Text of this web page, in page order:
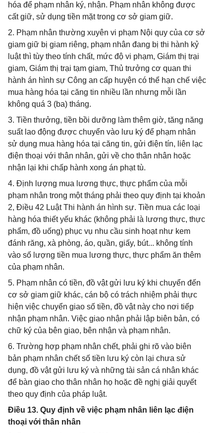
hóa để phạm nhân ký, nhận. Phạm nhân không được
cất giữ, sử dụng tiền mặt trong cơ sở giam giữ.
2. Phạm nhân thường xuyên vi phạm Nội quy của cơ sở
giam giữ bị giam riêng, phạm nhân đang bị thi hành kỷ
luật thì tùy theo tính chất, mức độ vi phạm, Giám thị trại
giam, Giám thị trại tạm giam, Thủ trưởng cơ quan thi
hành án hình sự Công an cấp huyện có thể hạn chế việc
mua hàng hóa tại căng tin nhiều lần nhưng mỗi lần
không quá 3 (ba) tháng.
3. Tiền thưởng, tiền bồi dưỡng làm thêm giờ, tăng năng
suất lao động được chuyển vào lưu ký để phạm nhân
sử dụng mua hàng hóa tại căng tin, gửi điện tín, liên lạc
điện thoại với thân nhân, gửi về cho thân nhân hoặc
nhận lại khi chấp hành xong án phạt tù.
4. Định lượng mua lương thực, thực phẩm của mỗi
phạm nhân trong một tháng phải theo quy định tại khoản
2, Điều 42 Luật Thi hành án hình sự. Tiền mua các loại
hàng hóa thiết yếu khác (không phải là lương thực, thực
phẩm, đồ uống) phục vụ nhu cầu sinh hoạt như kem
đánh răng, xà phòng, áo, quần, giấy, bút... không tính
vào số lượng tiền mua lương thực, thực phẩm ăn thêm
của phạm nhân.
5. Phạm nhân có tiền, đồ vật gửi lưu ký khi chuyển đến
cơ sở giam giữ khác, cán bộ có trách nhiệm phải thực
hiện việc chuyển giao số tiền, đồ vật này cho nơi tiếp
nhận phạm nhân. Việc giao nhận phải lập biên bản, có
chữ ký của bên giao, bên nhận và phạm nhân.
6. Trường hợp phạm nhân chết, phải ghi rõ vào biên
bản phạm nhân chết số tiền lưu ký còn lại chưa sử
dụng, đồ vật gửi lưu ký và những tài sản cá nhân khác
để bàn giao cho thân nhân họ hoặc đề nghị giải quyết
theo quy định của pháp luật.
Điều 13. Quy định về việc phạm nhân liên lạc điện
thoại với thân nhân